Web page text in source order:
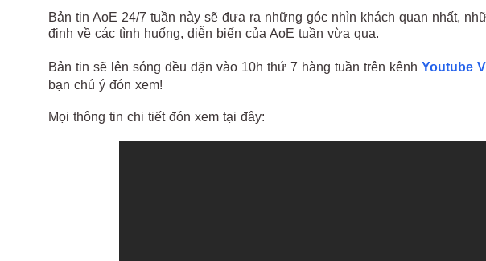
Bản tin AoE 24/7 tuần này sẽ đưa ra những góc nhìn khách quan nhất,
định về các tình huống, diễn biến của AoE tuần vừa qua.
Bản tin sẽ lên sóng đều đặn vào 10h thứ 7 hàng tuần trên kênh Youtube
bạn chú ý đón xem!
Mọi thông tin chi tiết đón xem tại đây: